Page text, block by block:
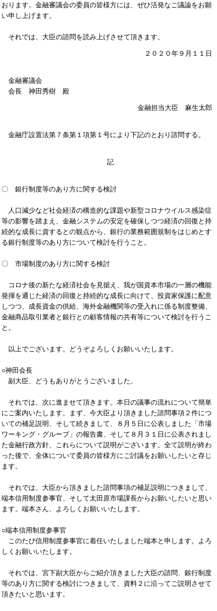
おります。金融審議会の委員の皆様方には、ぜひ活発なご議論をお願
い申し上げます。
それでは、大臣の諮問を読み上げさせて頂きます。
２０２０年９月１１日
金融審議会
会長 神田秀樹 殿
金融担当大臣 麻生太郎
金融庁設置法第７条第１項第１号により下記のとおり諮問する。
記
〇 銀行制度等のあり方に関する検討
人口減少など社会経済の構造的な課題や新型コロナウイルス感染症
等の影響を踏まえ、金融システムの安定を確保しつつ経済の回復と持
続的な成長に資するとの観点から、銀行の業務範囲規制をはじめとす
る銀行制度等のあり方について検討を行うこと。
〇 市場制度のあり方に関する検討
コロナ後の新たな経済社会を見据え、我が国資本市場の一層の機能
発揮を通じた経済の回復と持続的な成長に向けて、投資家保護に配意
しつつ、成長資金の供給、海外金融機関等の受入れに係る制度整備、
金融商品取引業者と銀行との顧客情報の共有等について検討を行うこ
と。
以上でございます。どうぞよろしくお願いいたします。
○神田会長
副大臣、どうもありがとうございました。
それでは、次に進ませて頂きます。本日の議事の流れについて簡単
にご案内いたします。まず、今大臣より頂きました諮問事項２件につ
いての補足説明、そして続きまして、８月５日に公表しました「市場
ワーキング・グループ」の報告書、そして８月３１日に公表されまし
た金融行政方針、これらについて説明がございます。全て説明が終わ
った後で、全体について委員の皆様方にご討議をお願いしたいと存じ
ます。
それでは、大臣から頂きました諮問事項の補足説明につきまして、
端本信用制度参事官、そして太田原市場課長からお願いしたいと思い
ます。端本さん、よろしくお願いいたします。
○端本信用制度参事官
このたび信用制度参事官に着任いたしました端本と申します。よろ
しくお願いいたします。
それでは、宮下副大臣からご紹介頂きました大臣の諮問、銀行制度
等のあり方に関する検討につきまして、資料２に沿ってご説明させて
頂きたいと思います。